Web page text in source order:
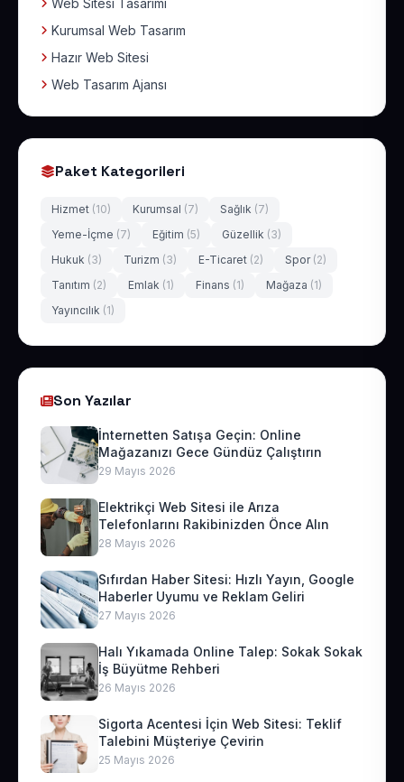
Web Sitesi Tasarımı
Kurumsal Web Tasarım
Hazır Web Sitesi
Web Tasarım Ajansı
Paket Kategorileri
Hizmet (10) Kurumsal (7) Sağlık (7)
Yeme-İçme (7) Eğitim (5) Güzellik (3)
Hukuk (3) Turizm (3) E-Ticaret (2) Spor (2)
Tanıtım (2) Emlak (1) Finans (1) Mağaza (1)
Yayıncılık (1)
Son Yazılar
İnternetten Satışa Geçin: Online
Mağazanızı Gece Gündüz Çalıştırın
29 Mayıs 2026
Elektrikçi Web Sitesi ile Arıza
Telefonlarını Rakibinizden Önce Alın
28 Mayıs 2026
Sıfırdan Haber Sitesi: Hızlı Yayın, Google
Haberler Uyumu ve Reklam Geliri
27 Mayıs 2026
Halı Yıkamada Online Talep: Sokak Sokak
İş Büyütme Rehberi
26 Mayıs 2026
Sigorta Acentesi İçin Web Sitesi: Teklif
Talebini Müşteriye Çevirin
25 Mayıs 2026